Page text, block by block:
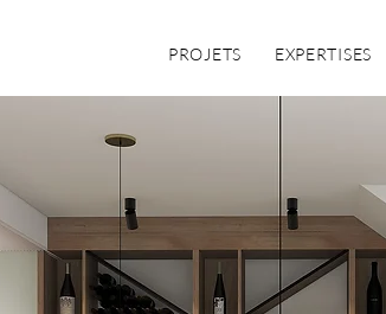
PROJETS EXPERTISES